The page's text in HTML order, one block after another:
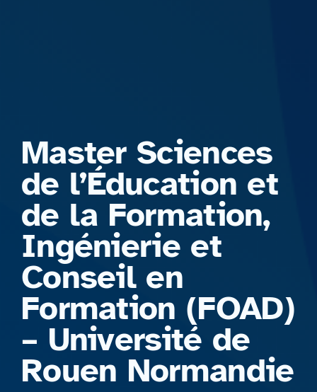
Master Sciences
de l’Éducation et
de la Formation,
Ingénierie et
Conseil en
Formation (FOAD)
– Université de
Rouen Normandie